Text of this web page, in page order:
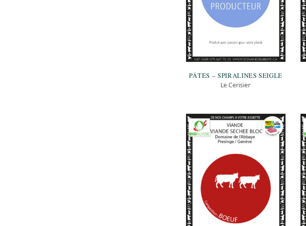
PÂTES – SPIRALINES SEIGLE
Le Cerisier